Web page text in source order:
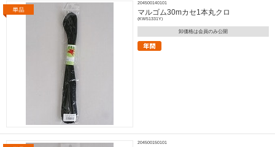
204500140101
マルゴム30mカセ1本丸クロ
(KW51331Y)
卸価格は会員のみ公開
204500150101